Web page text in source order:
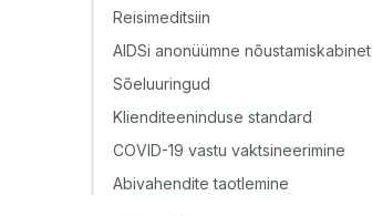
Reisimeditsiin
AIDSi anonüümne nõustamiskabinet
Sõeluuringud
Klienditeeninduse standard
COVID-19 vastu vaktsineerimine
Abivahendite taotlemine